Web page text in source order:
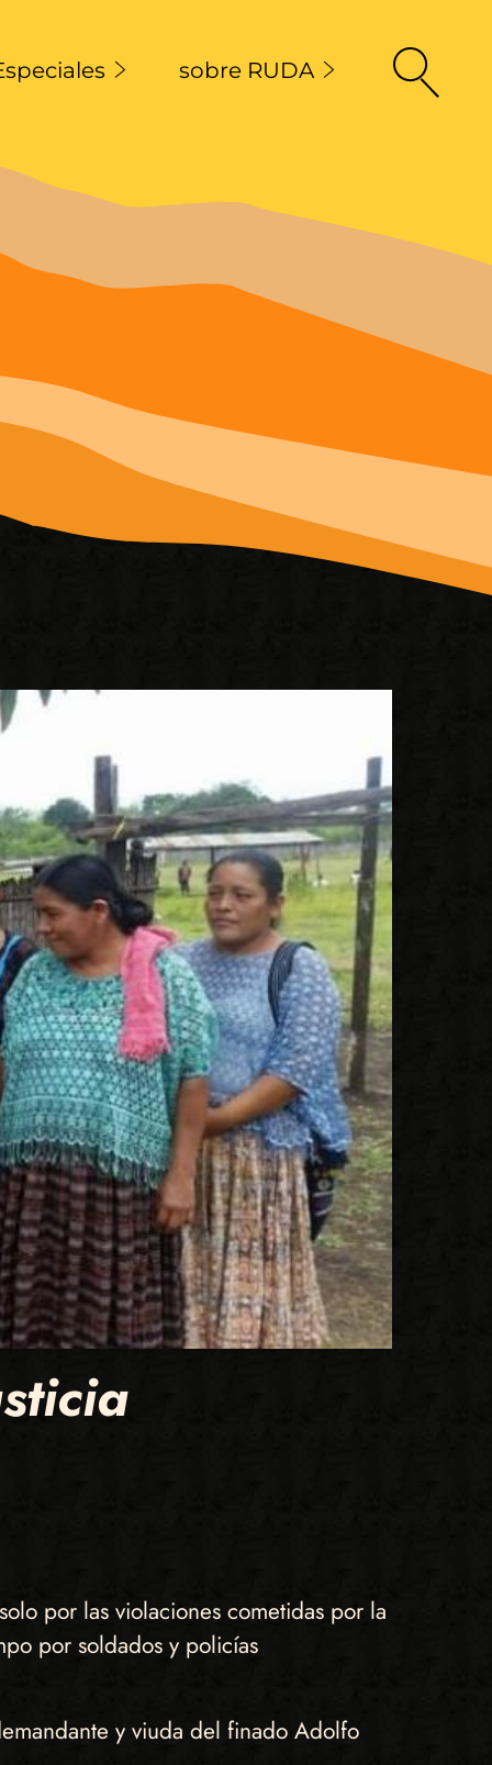
sobre RUDA
por las violaciones cometidas por la
por soldados y policías
y viuda del finado Adolfo